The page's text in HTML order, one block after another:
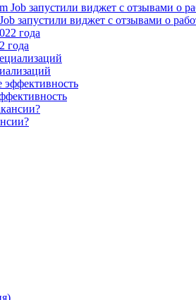
запустили виджет с отзывами о
года